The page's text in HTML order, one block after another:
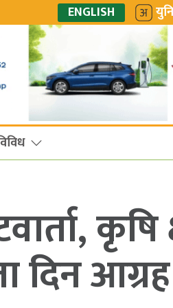
ENGLISH
कृषि
दिन आग्रह